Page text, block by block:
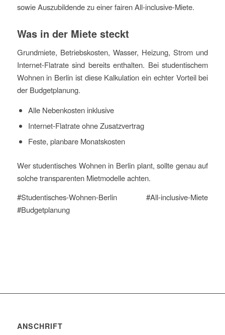
sowie Auszubildende zu einer fairen All-inclusive-Miete.
Was in der Miete steckt
Grundmiete, Betriebskosten, Wasser, Heizung, Strom und
Internet-Flatrate sind bereits enthalten. Bei studentischem
Wohnen in Berlin ist diese Kalkulation ein echter Vorteil bei
der Budgetplanung.
Alle Nebenkosten inklusive
Internet-Flatrate ohne Zusatzvertrag
Feste, planbare Monatskosten
Wer studentisches Wohnen in Berlin plant, sollte genau auf
solche transparenten Mietmodelle achten.
#Studentisches-Wohnen-Berlin #All-inclusive-Miete
#Budgetplanung
ANSCHRIFT